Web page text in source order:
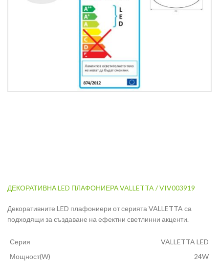
ДЕКОРАТИВНА LED ПЛАФОНИЕРА VALLETTA / VIV003919
Декоративните LED плафониери от серията VALLETTA са
подходящи за създаване на ефектни светлинни акценти.
Серия
VALLETTA LED
Мощност(W)
24W